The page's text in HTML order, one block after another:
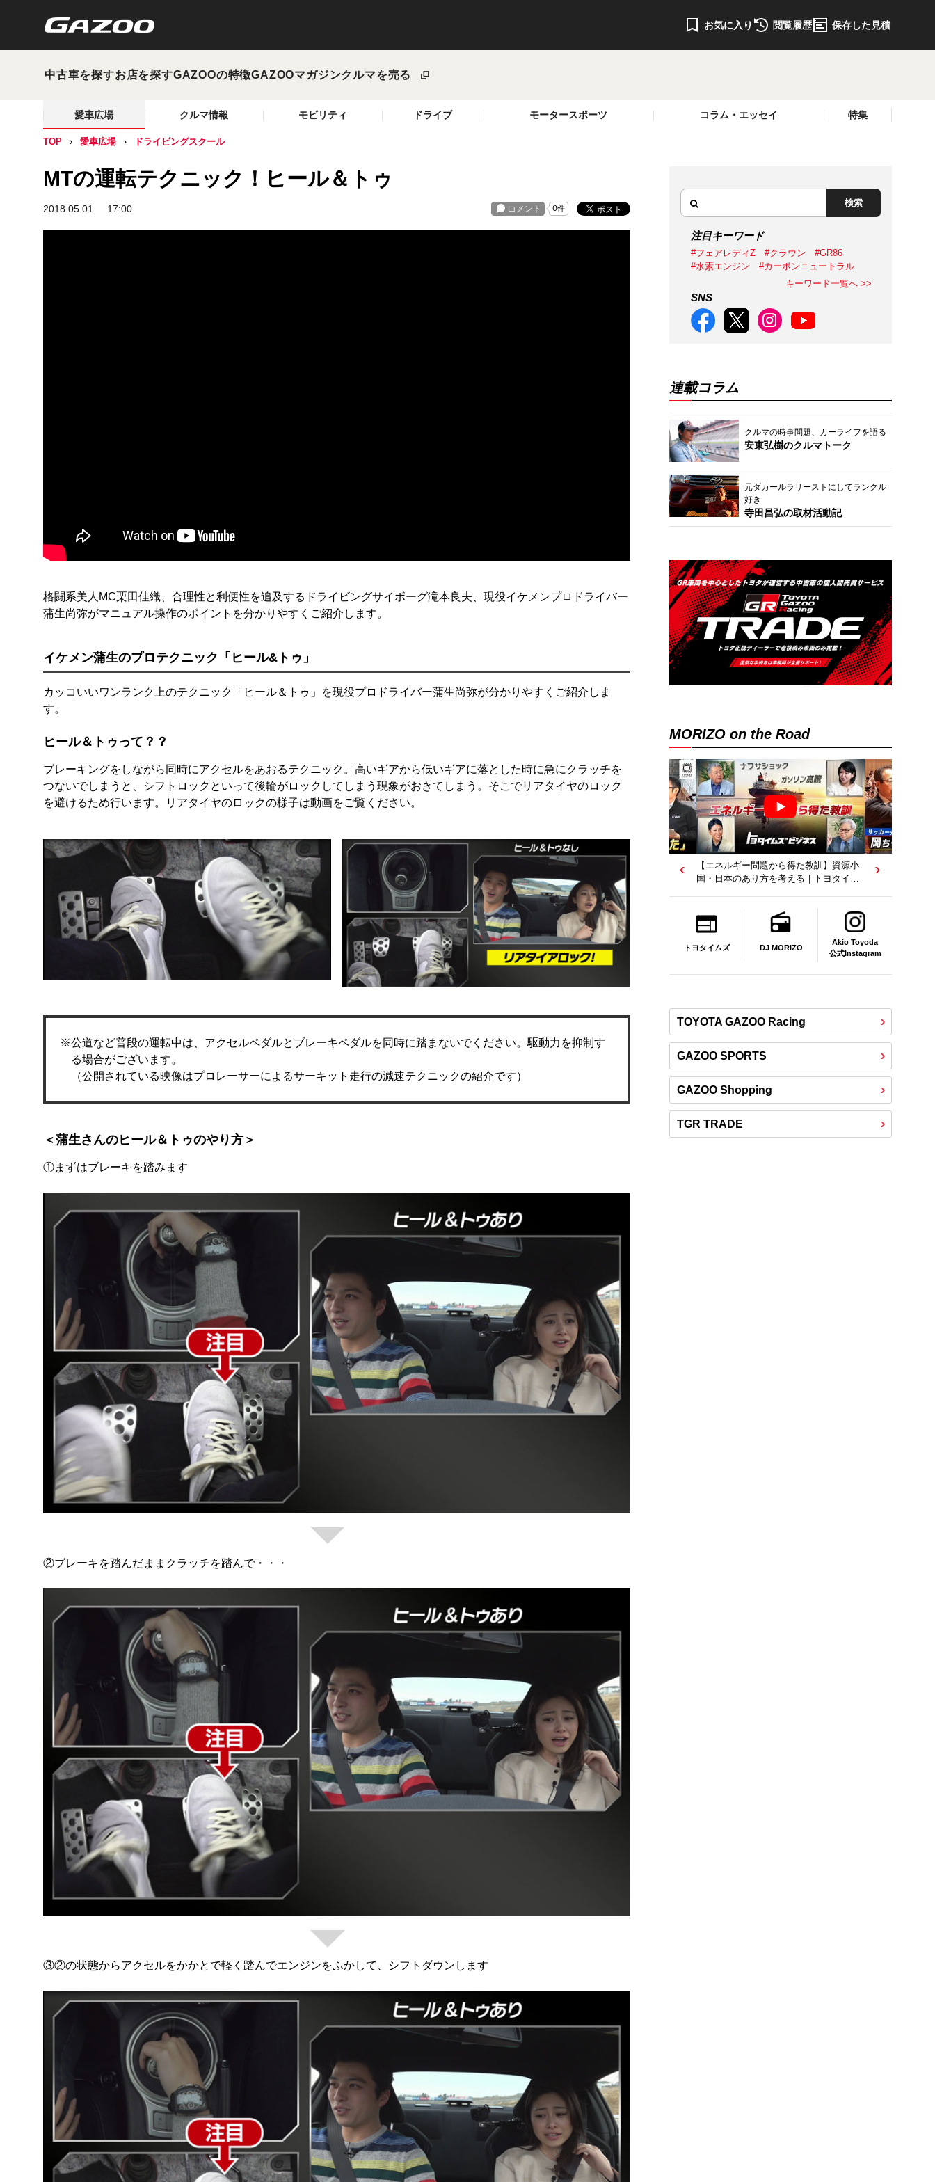
お気に入り 閲覧履歴 保存した見積
中古車を探すお店を探すGAZOOの特徴GAZOOマガジンクルマを売る
愛車広場 クルマ情報 モビリティ ドライブ モータースポーツ コラム・エッセイ 特集
TOP 愛車広場 ドライビングスクール
MTの運転テクニック！ヒール＆トゥ
2018.05.01 17:00
格闘系美人MC栗田佳織、合理性と利便性を追及するドライビングサイボーグ滝本良夫、現役イケメンプロドライバー
蒲生尚弥がマニュアル操作のポイントを分かりやすくご紹介します。
イケメン蒲生のプロテクニック「ヒール&トゥ」
カッコいいワンランク上のテクニック「ヒール＆トゥ」を現役プロドライバー蒲生尚弥が分かりやすくご紹介しま
す。
ヒール＆トゥって？？
ブレーキングをしながら同時にアクセルをあおるテクニック。高いギアから低いギアに落とした時に急にクラッチを
つないでしまうと、シフトロックといって後輪がロックしてしまう現象がおきてしまう。そこでリアタイヤのロック
を避けるため行います。リアタイヤのロックの様子は動画をご覧ください。
公道など普段の運転中は、アクセルペダルとブレーキペダルを同時に踏まないでください。駆動力を抑制す
る場合がございます。
（公開されている映像はプロレーサーによるサーキット走行の減速テクニックの紹介です）
＜蒲生さんのヒール＆トゥのやり方＞
①まずはブレーキを踏みます
②ブレーキを踏んだままクラッチを踏んで・・・
③②の状態からアクセルをかかとで軽く踏んでエンジンをふかして、シフトダウンします
検索
注目キーワード
#フェアレディZ #クラウン
#GR86
#水素エンジン
#カーボンニュートラル
キーワード一覧へ >>
SNS
連載コラム
クルマの時事問題、カーライフを語る
安東弘樹のクルマトーク
元ダカールラリーストにしてランクル
好き
寺田昌弘の取材活動記
MORIZO on the Road
【若者たちへ】岡田武史さんが“特別授
業”で語ったこと｜サッカー日本代表元監
トヨタイムズ DJ MORIZO
Akio Toyoda
公式Instagram
TOYOTA GAZOO Racing
GAZOO SPORTS
GAZOO Shopping
TGR TRADE